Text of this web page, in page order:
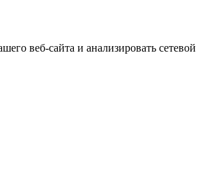
веб-сайта и анализировать